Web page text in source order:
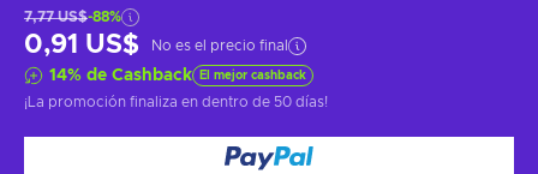
7,77 US$-88%
0,91 US$ No es el precio final
14% de Cashback El mejor cashback
¡La promoción finaliza en dentro de 50 días!